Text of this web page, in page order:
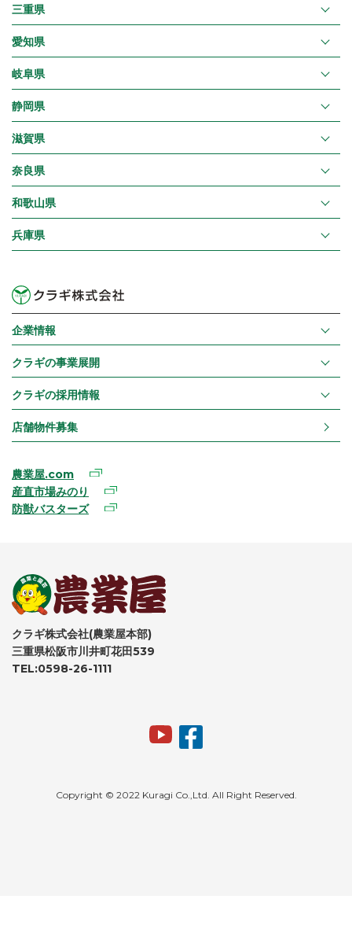
三重県
愛知県
岐阜県
静岡県
滋賀県
奈良県
和歌山県
兵庫県
企業情報
クラギの事業展開
クラギの採用情報
店舗物件募集
農業屋.com
産直市場みのり
防獣バスターズ
クラギ株式会社(農業屋本部)
三重県松阪市川井町花田539
TEL:0598-26-1111
Copyright © 2022 Kuragi Co.,Ltd. All Right Reserved.